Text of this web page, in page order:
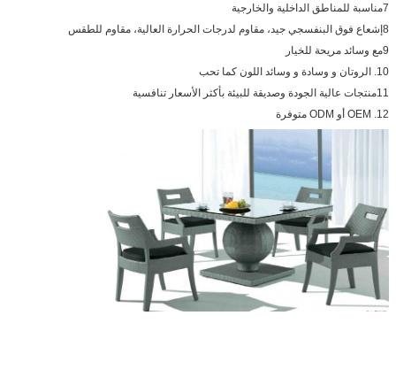
7مناسبة للمناطق الداخلية والخارجية
8إشعاع فوق البنفسجي جيد، مقاوم لدرجات الحرارة العالية، مقاوم للطقس
9مع وسائد مريحة للخيار
10. الروتان و وسادة و وسائد اللون كما تحب
11منتجات عالية الجودة وصديقة للبيئة بأكثر الأسعار تنافسية
12. OEM أو ODM متوفرة